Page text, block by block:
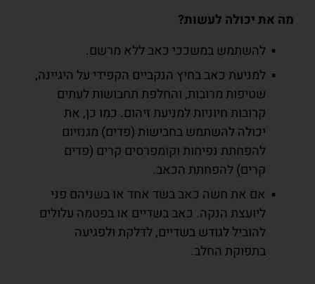
מה את יכולה לעשות?
להשתמש במשככי כאב ללא מרשם.
למניעת כאב בחיץ הנקביים הקפידי על היגיינה,
שטיפות מרובות, והחלפת תחבושות לעתים
קרובות חיוניות למניעת זיהום. כמו כן, את
יכולה להשתמש בחבישות (פדים) מגנזיום
להפחתת נפיחות וקומפרסים קרים (פדים
קרים) להפחתת הכאב.
אם את חשה כאב בשד אחד או בשניהם פני
ליועצת הנקה. כאב בשדיים או בפטמה עלולים
להוביל לגודש בשדיים, לדלקת ולפגיעה
בתפוקת החלב.